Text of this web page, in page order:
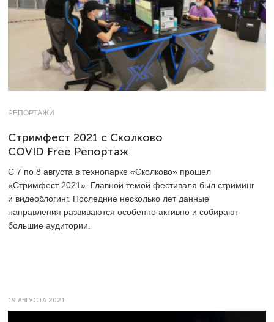
РЕПОРТАЖИ
Стримфест 2021 с Сколково
COVID Free Репортаж
С 7 по 8 августа в технопарке «Сколково» прошел
«Стримфест 2021». Главной темой фестиваля был стриминг
и видеоблогинг. Последние несколько лет данные
направления развиваются особенно активно и собирают
большие аудитории.
19 АВГУСТА 2021